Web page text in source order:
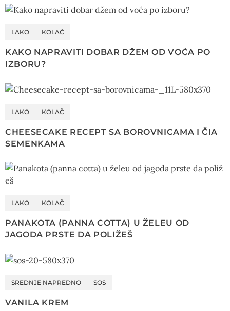
LAKO KOLAČ
KAKO NAPRAVITI DOBAR DŽEM OD VOĆA PO
IZBORU?
LAKO KOLAČ
CHEESECAKE RECEPT SA BOROVNICAMA I ČIA
SEMENKAMA
LAKO KOLAČ
PANAKOTA (PANNA COTTA) U ŽELEU OD
JAGODA PRSTE DA POLIŽEŠ
SREDNJE NAPREDNO SOS
VANILA KREM